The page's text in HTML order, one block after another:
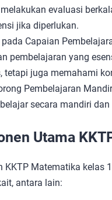
evaluasi
jika diperlukan.
pada Capaian
pembelajaran yang
tetapi juga memahami
Pembelajaran
secara mandiri
Utama
KKTP Matematika kelas
antara lain: